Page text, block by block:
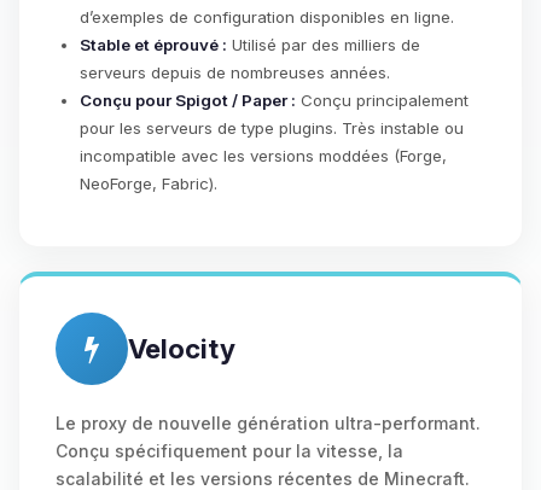
d’exemples de configuration disponibles en ligne.
Stable et éprouvé : Utilisé par des milliers de
serveurs depuis de nombreuses années.
Conçu pour Spigot / Paper : Conçu principalement
pour les serveurs de type plugins. Très instable ou
incompatible avec les versions moddées (Forge,
NeoForge, Fabric).
Velocity
Le proxy de nouvelle génération ultra-performant.
Conçu spécifiquement pour la vitesse, la
scalabilité et les versions récentes de Minecraft.